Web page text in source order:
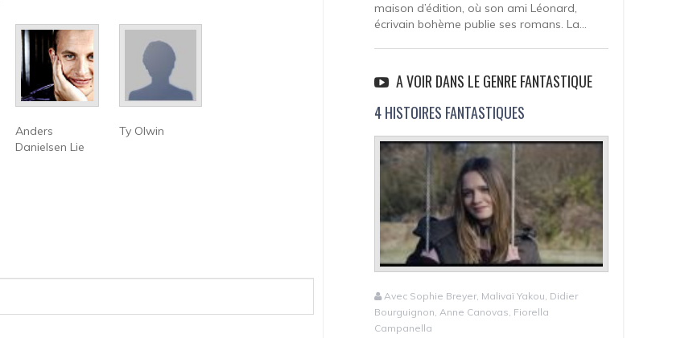
Anders
Danielsen Lie
Ty Olwin
maison d’édition, où son ami Léonard,
écrivain bohème publie ses romans. La...
A VOIR DANS LE GENRE FANTASTIQUE
4 HISTOIRES FANTASTIQUES
Avec Sophie Breyer, Malivaï Yakou, Didier
Bourguignon, Anne Canovas, Fiorella
Campanella